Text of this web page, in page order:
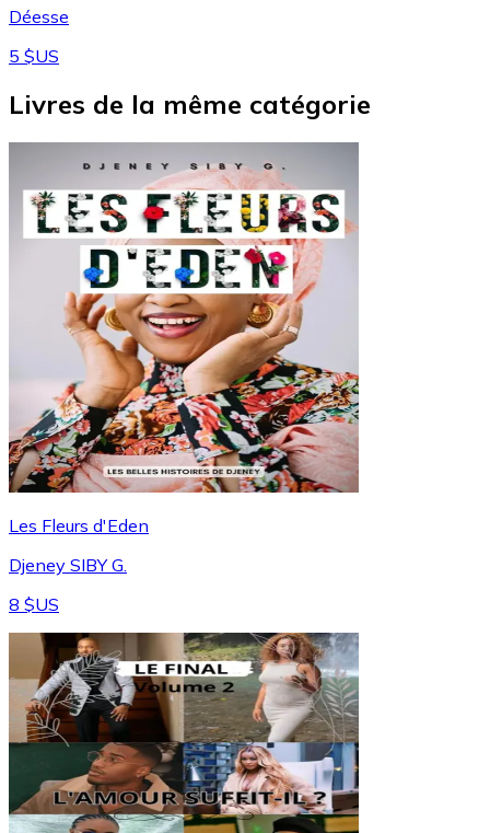
Déesse
5 $US
Livres de la même catégorie
Les Fleurs d'Eden
Djeney SIBY G.
8 $US